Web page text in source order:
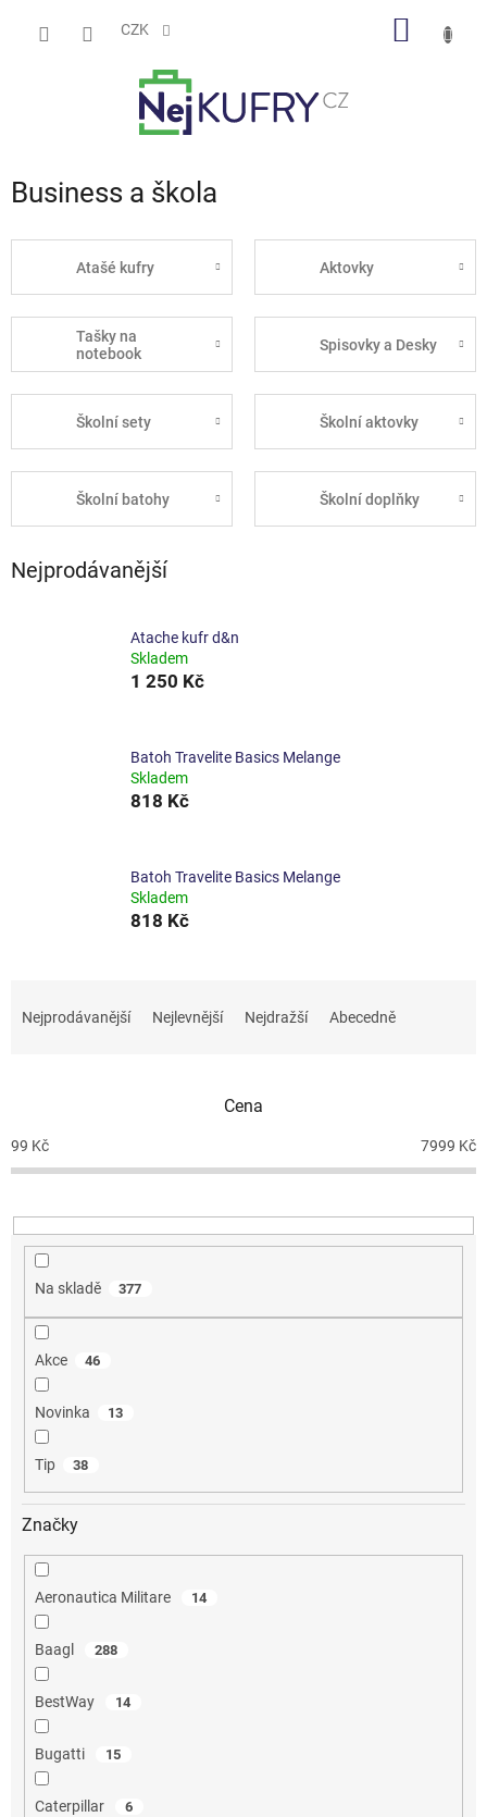
CZK
Business a škola
Atašé kufry Aktovky
Tašky na
notebook
Spisovky a Desky
Školní sety Školní aktovky
Školní batohy Školní doplňky
Nejprodávanější
Atache kufr d&n
Skladem
1 250 Kč
Batoh Travelite Basics Melange
Skladem
818 Kč
Batoh Travelite Basics Melange
Skladem
818 Kč
p
r
o
u
Nejprodávanější Nejlevnější Nejdražší Abecedně
Cena
99 Kč 7999 Kč
Na skladě 377
Akce 46
Novinka 13
Tip 38
Značky
Aeronautica Militare 14
Baagl 288
BestWay 14
Bugatti 15
Caterpillar 6